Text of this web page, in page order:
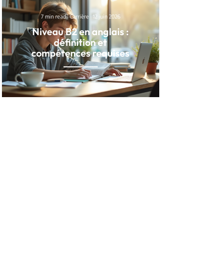
7 min read Carrière 12 juin 2026
Niveau B2 en anglais :
définition et
compétences requises